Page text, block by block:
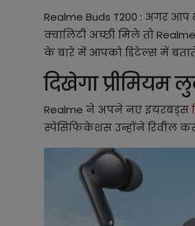
Realme Buds T200 : अगर
क्वालिटी अच्छी मिले तो
के बारे में आपको डिटेल्स में
दिखेगा प्रीमियम
Realme ने अपने नए इयरबड्स
स्पेसिफिकेशंस उन्होंने रिवील